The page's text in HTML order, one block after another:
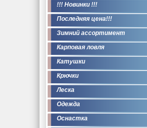
!!! Новинки !!!
Последняя цена!!!
Зимний ассортимент
Карповая ловля
Катушки
Крючки
Леска
Одежда
Оснастка